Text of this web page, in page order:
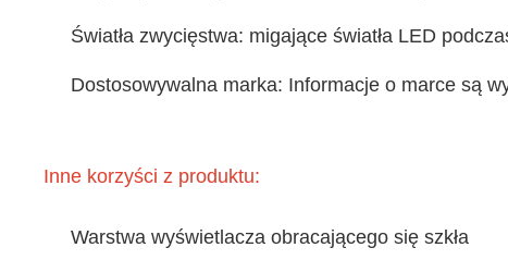
Światła zwycięstwa: migające światła LED
Dostosowywalna marka: Informacje o marce są
Inne korzyści z produktu:
Warstwa wyświetlacza obracającego się szkła